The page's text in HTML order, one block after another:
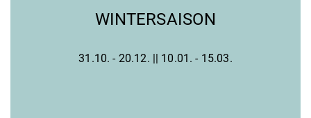
WINTERSAISON
31.10. - 20.12. || 10.01. - 15.03.